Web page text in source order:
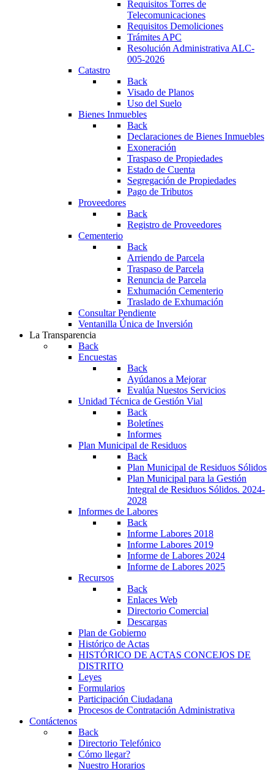
Requisitos Torres de
Telecomunicaciones
Requisitos Demoliciones
Trámites APC
Resolución Administrativa ALC-
005-2026
Catastro
Back
Visado de Planos
Uso del Suelo
Bienes Inmuebles
Back
Declaraciones de Bienes Inmuebles
Exoneración
Traspaso de Propiedades
Estado de Cuenta
Segregación de Propiedades
Pago de Tributos
Proveedores
Back
Registro de Proveedores
Cementerio
Back
Arriendo de Parcela
Traspaso de Parcela
Renuncia de Parcela
Exhumación Cementerio
Traslado de Exhumación
Consultar Pendiente
Ventanilla Única de Inversión
La Transparencia
Back
Encuestas
Back
Ayúdanos a Mejorar
Evalúa Nuestos Servicios
Unidad Técnica de Gestión Vial
Back
Boletínes
Informes
Plan Municipal de Residuos
Back
Plan Municipal de Residuos Sólidos
Plan Municipal para la Gestión
Integral de Residuos Sólidos. 2024-
2028
Informes de Labores
Back
Informe Labores 2018
Informe Labores 2019
Informe de Labores 2024
Informe de Labores 2025
Recursos
Back
Enlaces Web
Directorio Comercial
Descargas
Plan de Gobierno
Histórico de Actas
HISTÓRICO DE ACTAS CONCEJOS DE
DISTRITO
Leyes
Formularios
Participación Ciudadana
Procesos de Contratación Administrativa
Contáctenos
Back
Directorio Telefónico
Cómo llegar?
Nuestro Horarios